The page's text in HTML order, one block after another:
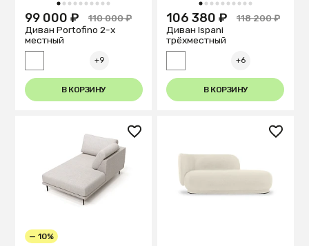
1 2 3 4 5 6 7 8 9 10
99 000 ₽
110 000 ₽
Диван Portofino 2-х
местный
+9
В КОРЗИНУ
1 2 3 4 5 6 7 8 9 10
106 380 ₽
118 200 ₽
Диван Ispani
трёхместный
+6
В КОРЗИНУ
— 10%